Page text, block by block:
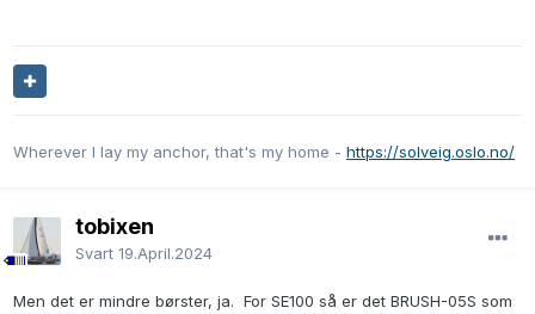
Wherever I lay my anchor, that's my home - https://solveig.oslo.no/
tobixen
Svart 19.April.2024
Men det er mindre børster, ja. For SE100 så er det BRUSH-05S som